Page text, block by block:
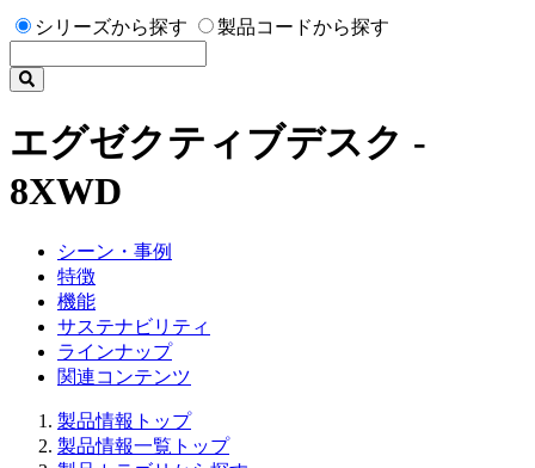
シリーズから探す 製品コードから探す
エグゼクティブデスク -
8XWD
シーン・事例
特徴
機能
サステナビリティ
ラインナップ
関連コンテンツ
製品情報トップ
製品情報一覧トップ